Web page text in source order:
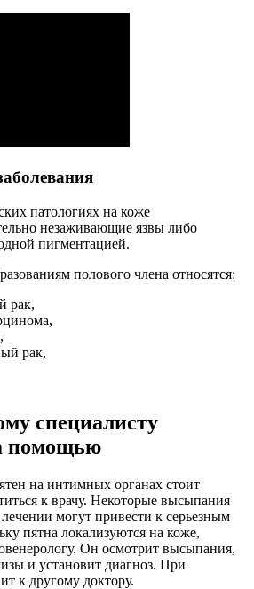
патологиях на коже
незаживающие язвы либо
пигментацией.
полового члена относятся:
рак,
рак,
специалисту
помощью
на интимных органах стоит
к врачу. Некоторые высыпания
могут привести к серьезным
пятна локализуются на коже,
Он осмотрит высыпания,
и установит диагноз. При
к другому доктору.